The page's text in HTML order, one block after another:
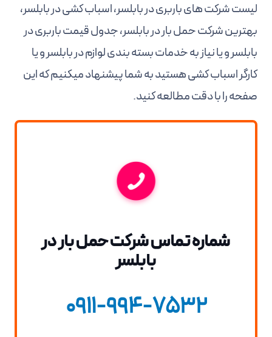
لیست شرکت های باربری در بابلسر، اسباب کشی در بابلسر،
بهترین شرکت حمل بار در بابلسر، جدول قیمت باربری در
بابلسر و یا نیاز به خدمات بسته بندی لوازم در بابلسر و یا
کارگر اسباب کشی هستید به شما پیشنهاد میکنیم که این
صفحه را با دقت مطالعه کنید.
شماره تماس شرکت حمل بار در
بابلسر
0911-994-7532